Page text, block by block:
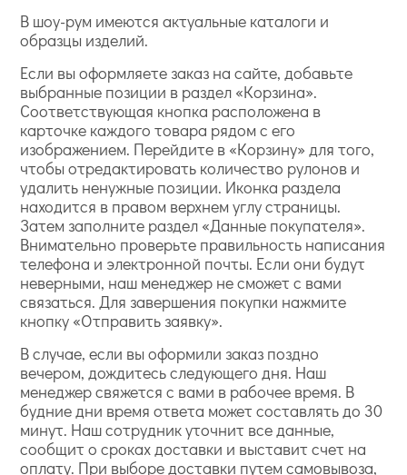
В шоу-рум имеются актуальные каталоги и
образцы изделий.
Если вы оформляете заказ на сайте, добавьте
выбранные позиции в раздел «Корзина».
Соответствующая кнопка расположена в
карточке каждого товара рядом с его
изображением. Перейдите в «Корзину» для того,
чтобы отредактировать количество рулонов и
удалить ненужные позиции. Иконка раздела
находится в правом верхнем углу страницы.
Затем заполните раздел «Данные покупателя».
Внимательно проверьте правильность написания
телефона и электронной почты. Если они будут
неверными, наш менеджер не сможет с вами
связаться. Для завершения покупки нажмите
кнопку «Отправить заявку».
В случае, если вы оформили заказ поздно
вечером, дождитесь следующего дня. Наш
менеджер свяжется с вами в рабочее время. В
будние дни время ответа может составлять до 30
минут. Наш сотрудник уточнит все данные,
сообщит о сроках доставки и выставит счет на
оплату. При выборе доставки путем самовывоза,